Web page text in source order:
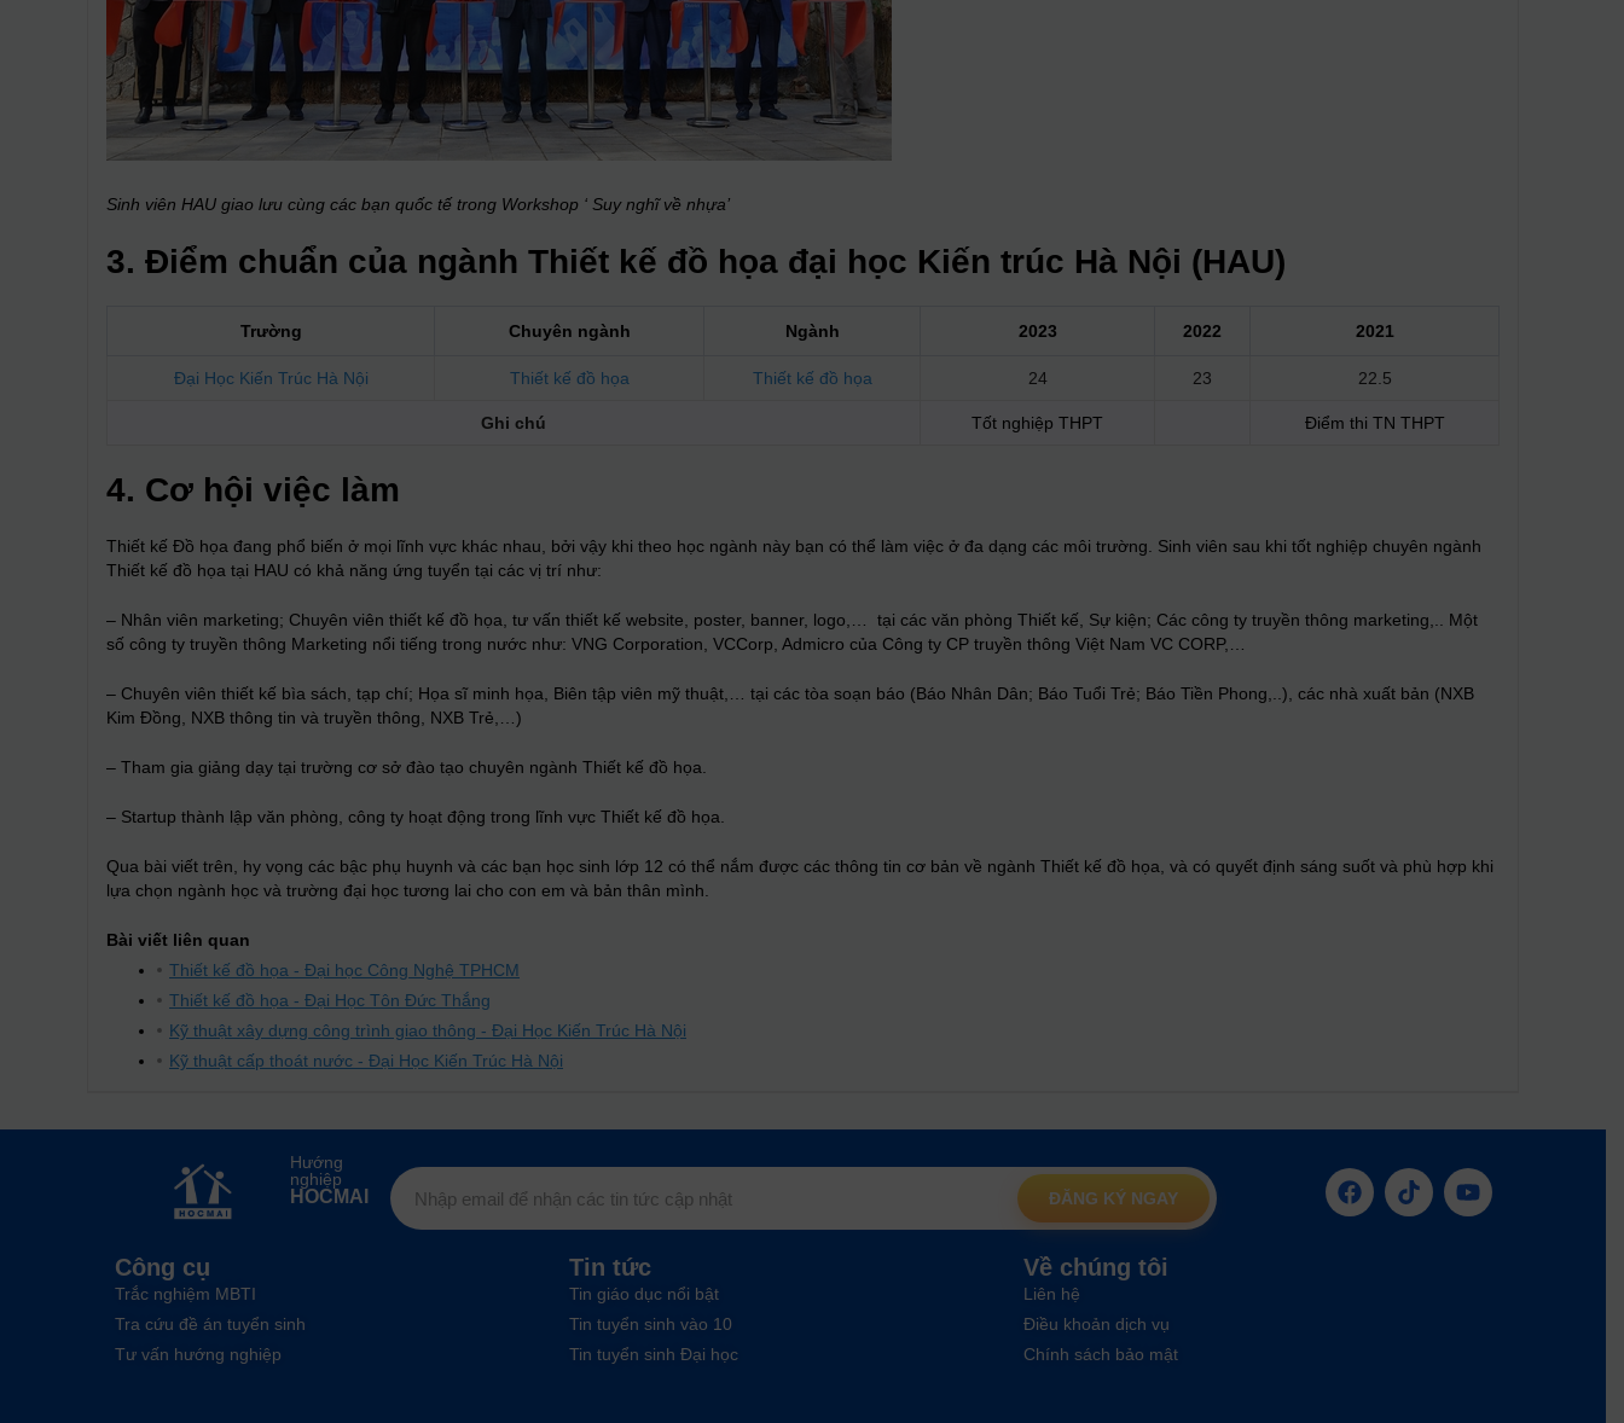
Sinh viên HAU giao lưu cùng các bạn quốc tế trong Workshop ‘ Suy nghĩ về nhựa’
3. Điểm chuẩn của ngành Thiết kế đồ họa đại học Kiến trúc Hà Nội (HAU)
Trường Chuyên ngành Ngành 2023 2022 2021
Đại Học Kiến Trúc Hà Nội Thiết kế đồ họa Thiết kế đồ họa 24 23 22.5
Ghi chú Tốt nghiệp THPT Điểm thi TN THPT
4. Cơ hội việc làm
Thiết kế Đồ họa đang phổ biến ở mọi lĩnh vực khác nhau, bởi vậy khi theo học ngành này bạn có thể làm việc ở đa dạng các môi trường. Sinh viên sau khi tốt nghiệp chuyên ngành
Thiết kế đồ họa tại HAU có khả năng ứng tuyển tại các vị trí như:
– Nhân viên marketing; Chuyên viên thiết kế đồ họa, tư vấn thiết kế website, poster, banner, logo,… tại các văn phòng Thiết kế, Sự kiện; Các công ty truyền thông marketing,.. Một
số công ty truyền thông Marketing nổi tiếng trong nước như: VNG Corporation, VCCorp, Admicro của Công ty CP truyền thông Việt Nam VC CORP,…
– Chuyên viên thiết kế bìa sách, tạp chí; Họa sĩ minh họa, Biên tập viên mỹ thuật,… tại các tòa soạn báo (Báo Nhân Dân; Báo Tuổi Trẻ; Báo Tiền Phong,..), các nhà xuất bản (NXB
Kim Đồng, NXB thông tin và truyền thông, NXB Trẻ,…)
– Tham gia giảng dạy tại trường cơ sở đào tạo chuyên ngành Thiết kế đồ họa.
– Startup thành lập văn phòng, công ty hoạt động trong lĩnh vực Thiết kế đồ họa.
Qua bài viết trên, hy vọng các bậc phụ huynh và các bạn học sinh lớp 12 có thể nắm được các thông tin cơ bản về ngành Thiết kế đồ họa, và có quyết định sáng suốt và phù hợp khi
lựa chọn ngành học và trường đại học tương lai cho con em và bản thân mình.
Bài viết liên quan
Thiết kế đồ họa - Đại học Công Nghệ TPHCM
Thiết kế đồ họa - Đại Học Tôn Đức Thắng
Kỹ thuật xây dựng công trình giao thông - Đại Học Kiến Trúc Hà Nội
Kỹ thuật cấp thoát nước - Đại Học Kiến Trúc Hà Nội
Hướng
nghiệp
HOCMAI ĐĂNG KÝ NGAY
Công cụ
Trắc nghiệm MBTI
Tra cứu đề án tuyển sinh
Tư vấn hướng nghiệp
Tin tức
Tin giáo dục nổi bật
Tin tuyển sinh vào 10
Tin tuyển sinh Đại học
Về chúng tôi
Liên hệ
Điều khoản dịch vụ
Chính sách bảo mật